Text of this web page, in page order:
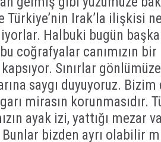
Türkiye’nin Irak’la ilişkisi
Halbuki bugün
coğrafyalar canımızın bir
kapsıyor. Sınırlar
saygı duyuyoruz.
mirasın korunmasıdır.
ayak izi, yattığı mezar
bizden ayrı olabilir